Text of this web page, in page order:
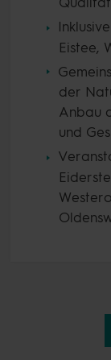
Eistee,
der
Anbau
und